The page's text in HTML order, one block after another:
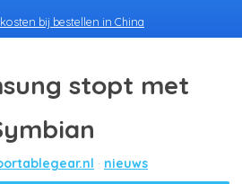
bij bestellen in China
stopt met
nieuws